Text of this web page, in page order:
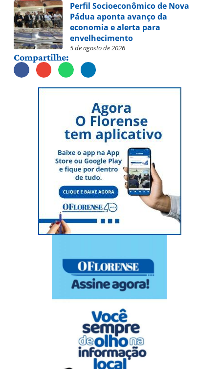
Perfil Socioeconômico de Nova
Pádua aponta avanço da
economia e alerta para
envelhecimento
5 de agosto de 2026
Compartilhe: